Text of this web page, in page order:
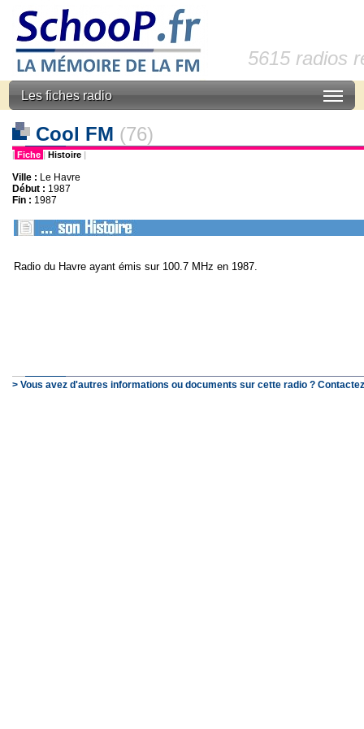
5615 radios
Les fiches radio
Cool FM (76)
| Fiche | Histoire |
Ville : Le Havre
Début : 1987
Fin : 1987
Radio du Havre ayant émis sur 100.7 MHz en 1987.
> Vous avez d'autres informations ou documents sur cette radio ?